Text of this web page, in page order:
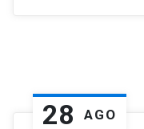
28 AGO